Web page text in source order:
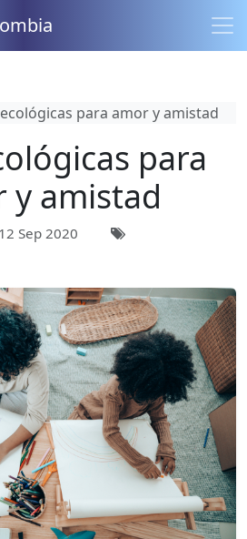
para amor y amistad
para
y amistad
12 Sep 2020